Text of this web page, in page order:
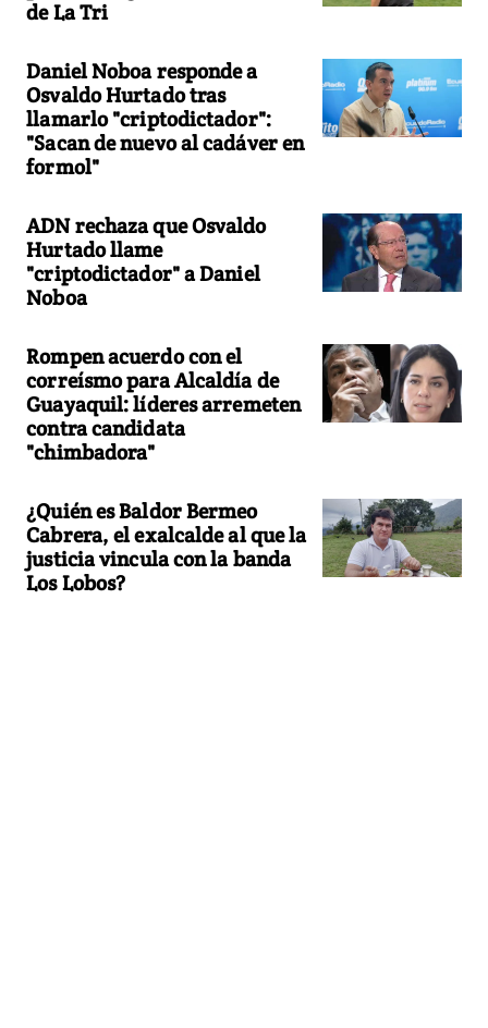
de La Tri
Daniel Noboa responde a
Osvaldo Hurtado tras
llamarlo "criptodictador":
"Sacan de nuevo al cadáver en
formol"
ADN rechaza que Osvaldo
Hurtado llame
"criptodictador" a Daniel
Noboa
Rompen acuerdo con el
correísmo para Alcaldía de
Guayaquil: líderes arremeten
contra candidata
"chimbadora"
¿Quién es Baldor Bermeo
Cabrera, el exalcalde al que la
justicia vincula con la banda
Los Lobos?